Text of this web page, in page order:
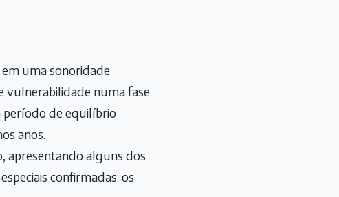
uma sonoridade
vulnerabilidade numa fase
período de equilíbrio
anos.
apresentando alguns dos
confirmadas: os